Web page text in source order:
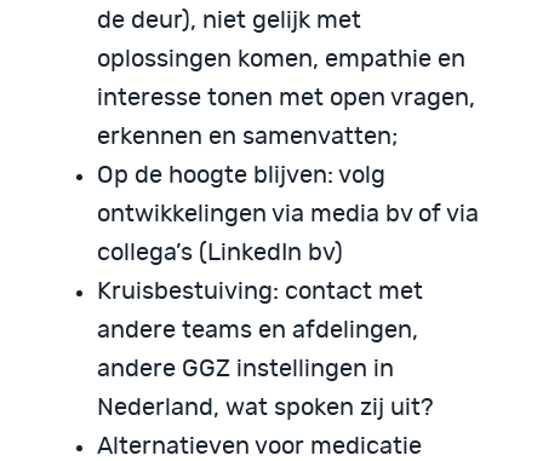
de deur), niet gelijk met
oplossingen komen, empathie en
interesse tonen met open vragen,
erkennen en samenvatten;
Op de hoogte blijven: volg
ontwikkelingen via media bv of via
collega’s (LinkedIn bv)
Kruisbestuiving: contact met
andere teams en afdelingen,
andere GGZ instellingen in
Nederland, wat spoken zij uit?
Alternatieven voor medicatie